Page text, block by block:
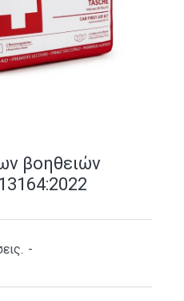
βοηθειών
-